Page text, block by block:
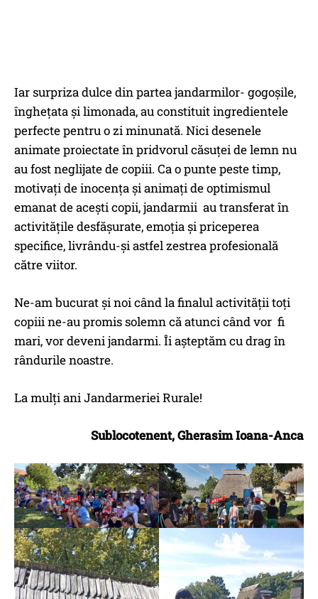
Iar surpriza dulce din partea jandarmilor- gogoșile,
înghețata și limonada, au constituit ingredientele
perfecte pentru o zi minunată. Nici desenele
animate proiectate în pridvorul căsuței de lemn nu
au fost neglijate de copiii. Ca o punte peste timp,
motivați de inocența și animați de optimismul
emanat de acești copii, jandarmii au transferat în
activitățile desfășurate, emoția și priceperea
specifice, livrându-și astfel zestrea profesională
către viitor.
Ne-am bucurat și noi când la finalul activității toți
copiii ne-au promis solemn că atunci când vor fi
mari, vor deveni jandarmi. Îi așteptăm cu drag în
rândurile noastre.
La mulți ani Jandarmeriei Rurale!
Sublocotenent, Gherasim Ioana-Anca